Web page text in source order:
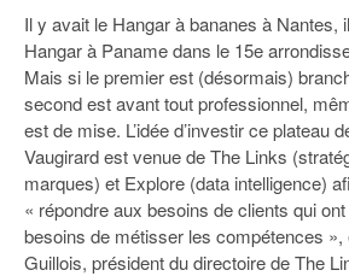
Transport
Marchés publics
91
92
93
94
Agenda
Ecouter les épisodes
Lire les résumés
Il y avait le Hangar à bananes à Nantes,
Hangar à Paname dans le 15e
Mais si le premier est (désormais)
second est avant tout professionnel,
est de mise. L’idée d’investir ce plateau
Vaugirard est venue de The Links
marques) et Explore (data intelligence)
« répondre aux besoins de clients qui
besoins de métisser les compétences »,
Guillois, président du directoire de The